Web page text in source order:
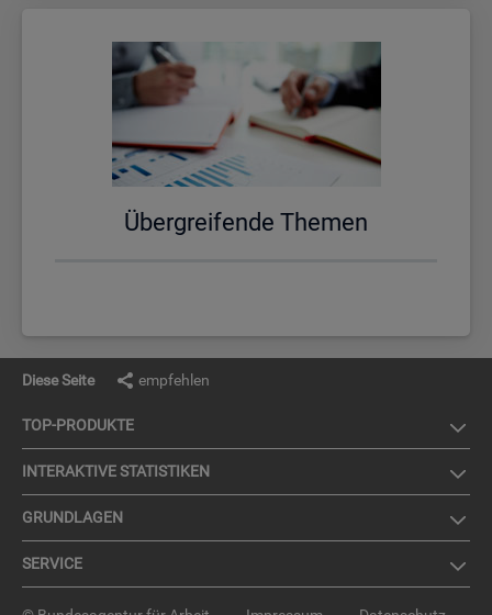
Über­grei­fen­de The­men
Diese Seite empfehlen
TOP-PRO­DUK­TE
IN­TER­AK­TI­VE STA­TIS­TI­KEN
GRUND­LA­GEN
SER­VICE